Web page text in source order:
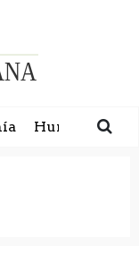
Humanidad